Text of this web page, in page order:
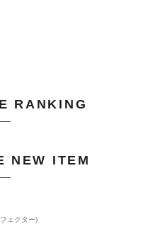
RANKING
NEW ITEM
ェクター)